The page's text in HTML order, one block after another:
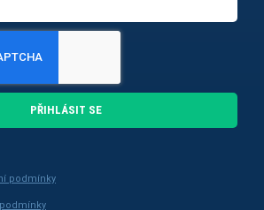
PŘIHLÁSIT SE
podmínky